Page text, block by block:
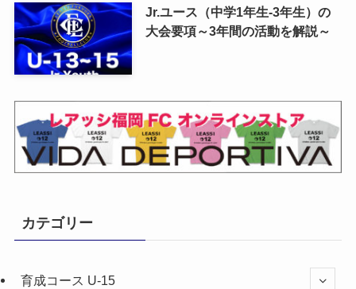
Jr.ユース（中学1年生-3年生）の
大会要項～3年間の活動を解説～
カテゴリー
育成コース U-15